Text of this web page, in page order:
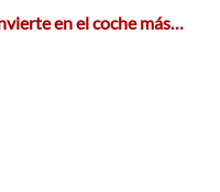
en el coche más…